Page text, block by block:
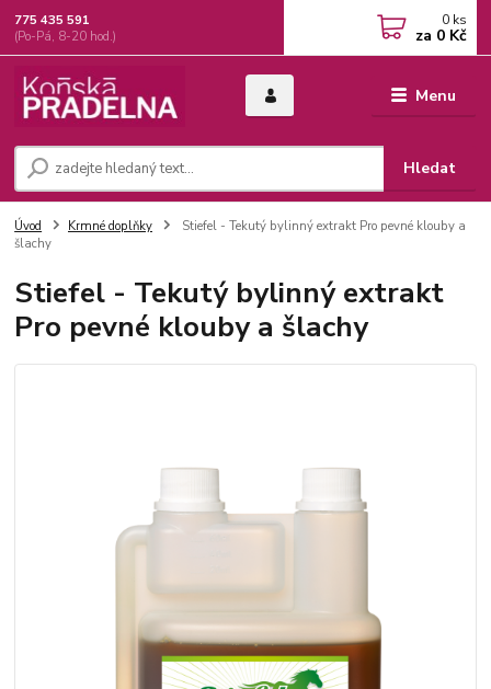
Menu
Hledat
775 435 591
(Po-Pá, 8-20 hod.)
0 ks
za 0 Kč
Úvod Krmné doplňky
Stiefel - Tekutý bylinný extrakt Pro pevné klouby a
šlachy
Stiefel - Tekutý bylinný extrakt
Pro pevné klouby a šlachy